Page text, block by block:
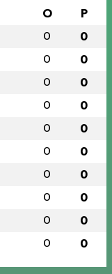
O P
0 0
0 0
0 0
0 0
0 0
0 0
0 0
0 0
0 0
0 0